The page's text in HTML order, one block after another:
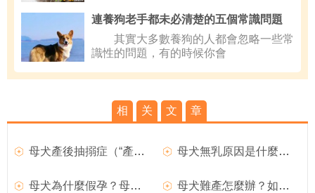
連養狗老手都未必清楚的五個常識問題
其實大多數養狗的人都會忽略一些常
識性的問題，有的時候你會
相 关 文 章
母犬產後抽搦症（“產後癫痫”）如何治療？ 母犬無乳原因是什麼？母犬產後無奶如何治療？
母犬為什麼假孕？母犬假孕如何預防？ 母犬難產怎麼辦？如何處理難產的狗狗？